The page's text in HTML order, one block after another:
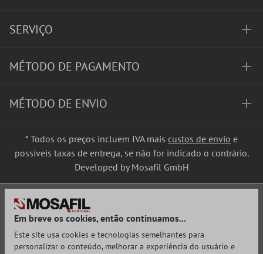
SERVIÇO
MÉTODO DE PAGAMENTO
MÉTODO DE ENVIO
* Todos os preços incluem IVA mais custos de envio e
possíveis taxas de entrega, se não for indicado o contrário.
Developed by Mosafil GmbH
Em breve os cookies, então continuamos...
Este site usa cookies e tecnologias semelhantes para
personalizar o conteúdo, melhorar a experiência do usuário e